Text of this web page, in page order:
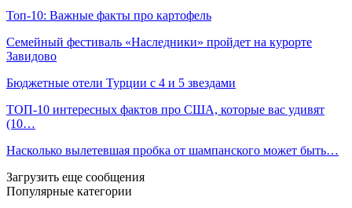
Топ-10: Важные факты про картофель
Семейный фестиваль «Наследники» пройдет на курорте
Завидово
Бюджетные отели Турции с 4 и 5 звездами
ТОП-10 интересных фактов про США, которые вас удивят
(10…
Насколько вылетевшая пробка от шампанского может быть…
Загрузить еще сообщения
Популярные категории